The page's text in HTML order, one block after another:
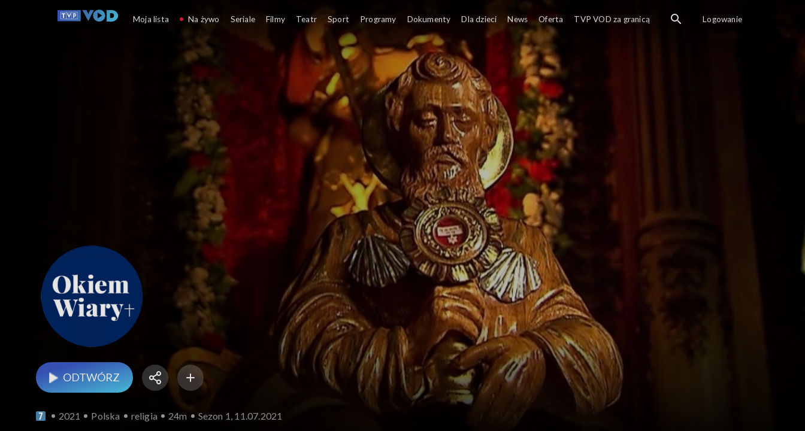
ODTWÓRZ
2021 Polska religia 24m Sezon 1, 11.07.2021
Moja lista Na żywo Seriale Filmy Teatr Sport Programy Dokumenty Dla dzieci News Oferta TVP VOD za granicą Logowanie